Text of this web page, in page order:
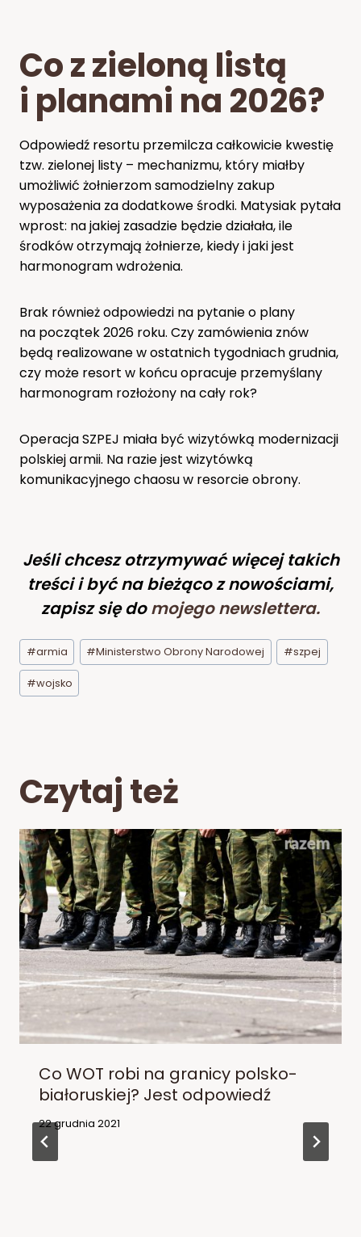
Co z zieloną listą
i planami na 2026?
Odpowiedź resortu przemilcza całkowicie kwestię
tzw. zielonej listy – mechanizmu, który miałby
umożliwić żołnierzom samodzielny zakup
wyposażenia za dodatkowe środki. Matysiak pytała
wprost: na jakiej zasadzie będzie działała, ile
środków otrzymają żołnierze, kiedy i jaki jest
harmonogram wdrożenia.
Brak również odpowiedzi na pytanie o plany
na początek 2026 roku. Czy zamówienia znów
będą realizowane w ostatnich tygodniach grudnia,
czy może resort w końcu opracuje przemyślany
harmonogram rozłożony na cały rok?
Operacja SZPEJ miała być wizytówką modernizacji
polskiej armii. Na razie jest wizytówką
komunikacyjnego chaosu w resorcie obrony.
Jeśli chcesz otrzymywać więcej takich
treści i być na bieżąco z nowościami,
zapisz się do mojego newslettera.
Tagi
wpisu:
#armia #Ministerstwo Obrony Narodowej #szpej
#wojsko
Czytaj też
Co WOT robi na granicy polsko-
białoruskiej? Jest odpowiedź
22 grudnia 2021